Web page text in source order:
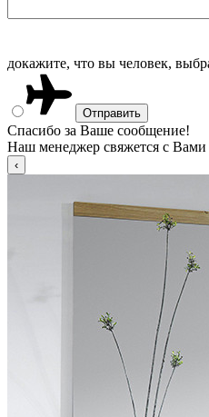
докажите, что вы человек,
Спасибо за Ваше сообщение!
Наш менеджер свяжется с